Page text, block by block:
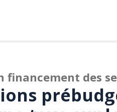
financement des